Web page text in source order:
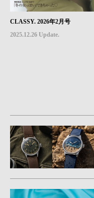
CLASSY. 2026年2月号
2025.12.26 Update.